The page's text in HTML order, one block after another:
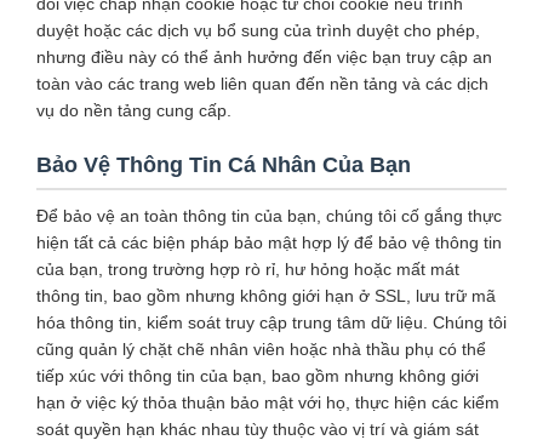
duyệt hoặc các dịch vụ bổ sung của trình duyệt cho phép,
nhưng điều này có thể ảnh hưởng đến việc bạn truy cập an
toàn vào các trang web liên quan đến nền tảng và các dịch
vụ do nền tảng cung cấp.
Bảo Vệ Thông Tin Cá Nhân Của Bạn
Để bảo vệ an toàn thông tin của bạn, chúng tôi cố gắng thực
hiện tất cả các biện pháp bảo mật hợp lý để bảo vệ thông tin
của bạn, trong trường hợp rò rỉ, hư hỏng hoặc mất mát
thông tin, bao gồm nhưng không giới hạn ở SSL, lưu trữ mã
hóa thông tin, kiểm soát truy cập trung tâm dữ liệu. Chúng tôi
cũng quản lý chặt chẽ nhân viên hoặc nhà thầu phụ có thể
tiếp xúc với thông tin của bạn, bao gồm nhưng không giới
hạn ở việc ký thỏa thuận bảo mật với họ, thực hiện các kiểm
soát quyền hạn khác nhau tùy thuộc vào vị trí và giám sát